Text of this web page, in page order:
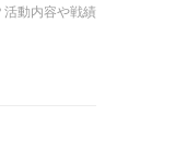
活動内容や戦績